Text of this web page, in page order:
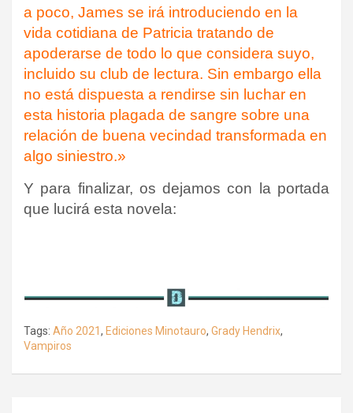
a poco, James se irá introduciendo en la
vida cotidiana de Patricia tratando de
apoderarse de todo lo que considera suyo,
incluido su club de lectura. Sin embargo ella
no está dispuesta a rendirse sin luchar en
esta historia plagada de sangre sobre una
relación de buena vecindad transformada en
algo siniestro.»
Y para finalizar, os dejamos con la portada
que lucirá esta novela:
Tags: Año 2021, Ediciones Minotauro, Grady Hendrix,
Vampiros